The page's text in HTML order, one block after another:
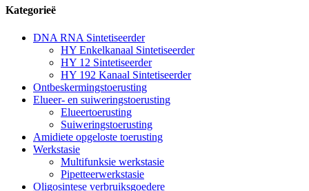
Kategorieë
DNA RNA Sintetiseerder
HY Enkelkanaal Sintetiseerder
HY 12 Sintetiseerder
HY 192 Kanaal Sintetiseerder
Ontbeskermingstoerusting
Elueer- en suiweringstoerusting
Elueertoerusting
Suiweringstoerusting
Amidiete opgeloste toerusting
Werkstasie
Multifunksie werkstasie
Pipetteerwerkstasie
Oligosintese verbruiksgoedere